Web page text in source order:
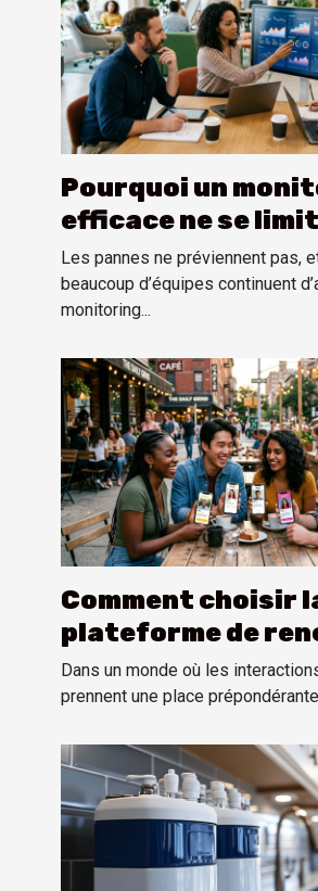
Pourquoi un
efficace ne se
la collecte de
Les pannes ne préviennent pas,
beaucoup d’équipes continuent
monitoring...
Comment choisir
plateforme de
adaptée à vos
Dans un monde où les
prennent une place